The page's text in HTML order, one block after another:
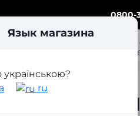
0800-
2013)
Язык магазина
ru
Toyota